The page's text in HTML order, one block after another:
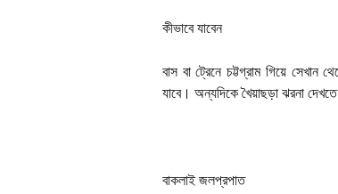
কীভাবে যাবেন
বাস বা ট্রেনে চট্টগ্রাম গিয়ে সেখান
যাবে। অন্যদিকে খৈয়াছড়া ঝরনা
বাকলাই জলপ্রপাত